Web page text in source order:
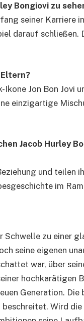
Bongiovi zu
seiner Karriere
darauf
Jon Bon Jovi
einzigartige
Jacob Hurley
und teilen
im
Schwelle zu einer
seine eigenen
war, über
hochkarätigen
Generation.
Wird